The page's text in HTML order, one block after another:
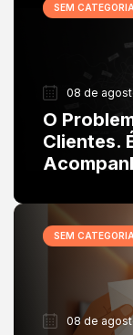
SEM CATEGORIA
08 de
O
Clientes.
SEM CATEGORIA
08 de